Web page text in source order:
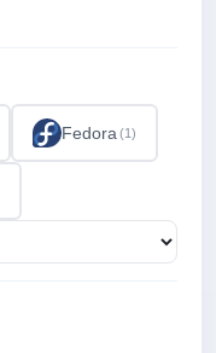
Fedora (1)